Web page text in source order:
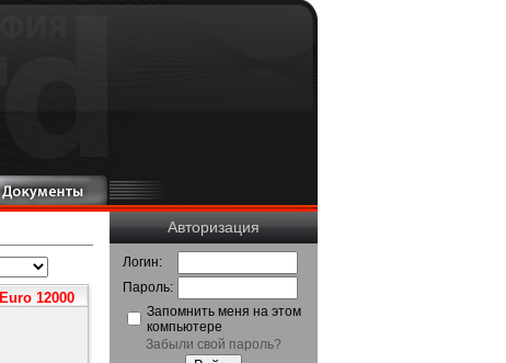
Euro 12000
Авторизация
Логин:
Пароль:
Запомнить меня на этом
компьютере
Забыли свой пароль?